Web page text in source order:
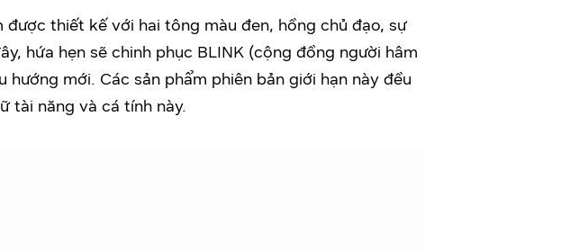
thiết kế với hai tông màu đen, hồng chủ đạo, sự
hứa hẹn sẽ chinh phục BLINK (cộng đồng người hâm
mới. Các sản phẩm phiên bản giới hạn này đều
tài năng và cá tính này.